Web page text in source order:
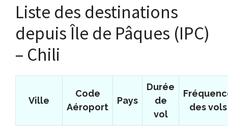
Liste des destinations
depuis Île de Pâques (IPC)
– Chili
Ville
Code
Aéroport
Pays
Durée
de
vol
des vols